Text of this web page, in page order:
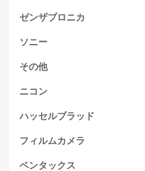
ゼンザブロニカ
ソニー
その他
ニコン
ハッセルブラッド
フィルムカメラ
ペンタックス